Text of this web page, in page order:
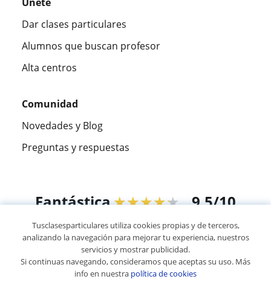
Dar clases particulares
Alumnos que buscan profesor
Alta centros
Comunidad
Novedades y Blog
Preguntas y respuestas
Fantástica★★★★★ 9,5/10
305915opiniones de alumnos
© 2007 - 2026 Tus clases particulares
Tusclasesparticulares utiliza cookies propias y de terceros,
analizando la navegación para mejorar tu experiencia, nuestros
servicios y mostrar publicidad.
Si continuas navegando, consideramos que aceptas su uso. Más
info en nuestra política de cookies